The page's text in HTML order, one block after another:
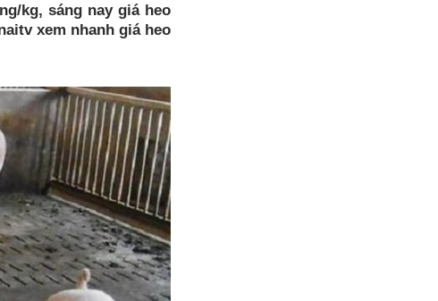
kg, sáng nay giá heo
xem nhanh giá heo